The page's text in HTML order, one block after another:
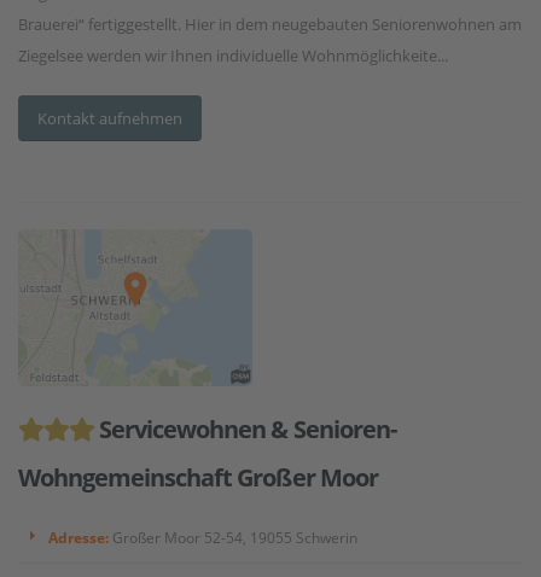
Brauerei“ fertiggestellt. Hier in dem neugebauten Seniorenwohnen am
Ziegelsee werden wir Ihnen individuelle Wohnmöglichkeite...
Kontakt aufnehmen
Servicewohnen & Senioren-
Wohngemeinschaft Großer Moor
Adresse: Großer Moor 52-54, 19055 Schwerin